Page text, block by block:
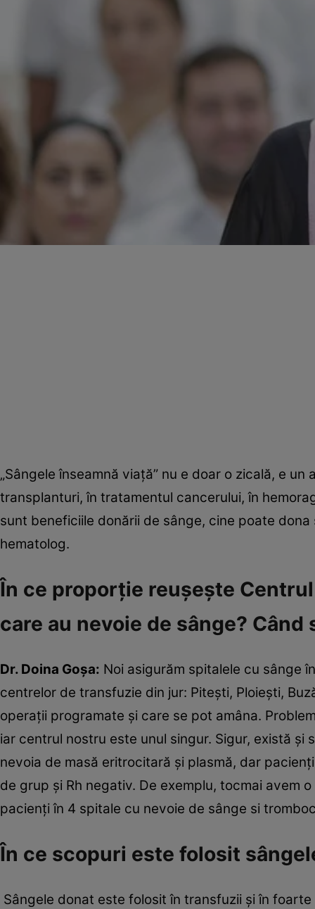
„Sângele înseamnă viaţă” nu e doar o zicală, e
transplanturi, în tratamentul cancerului, în
sunt beneficiile donării de sânge, cine poate
hematolog.
În ce proporţie reuşeşte
care au nevoie de sânge?
Dr. Doina Goşa: Noi asigurăm spitalele cu sânge
centrelor de transfuzie din jur: Piteşti, Ploieşti,
operaţii programate şi care se pot amâna.
iar centrul nostru este unul singur. Sigur, există
nevoia de masă eritrocitară şi plasmă, dar
de grup şi Rh negativ. De exemplu, tocmai avem
pacienţi în 4 spitale cu nevoie de sânge si
În ce scopuri este folosit
Sângele donat este folosit în transfuzii şi în